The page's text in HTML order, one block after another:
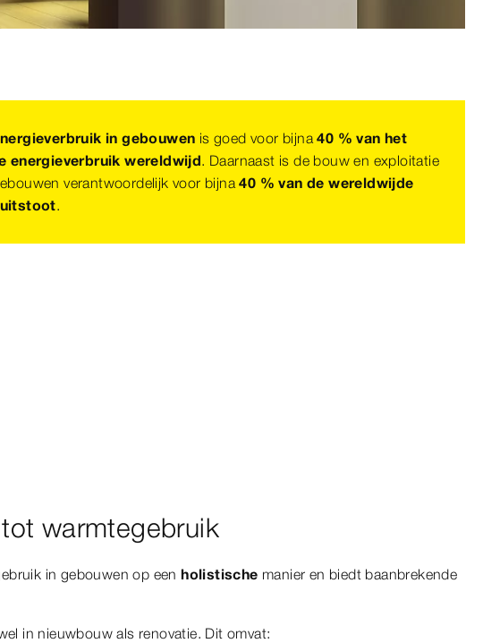
in gebouwen is goed voor bijna40 % van het
energieverbruik wereldwijd. Daarnaast is de bouw en exploitatie
verantwoordelijk voor bijna40 % van de wereldwijde
.
warmtegebruik
in gebouwen op eenholistische manier en biedt baanbrekende
in nieuwbouw als renovatie. Dit omvat: